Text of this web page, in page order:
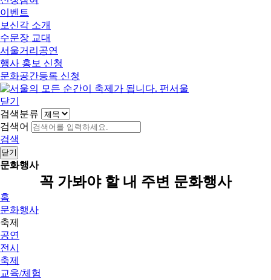
이벤트
보신각 소개
수문장 교대
서울거리공연
행사 홍보 신청
문화공간등록 신청
닫기
검색분류
검색어
검색
닫기
문화행사
꼭 가봐야 할 내 주변 문화행사
홈
문화행사
축제
공연
전시
축제
교육/체험